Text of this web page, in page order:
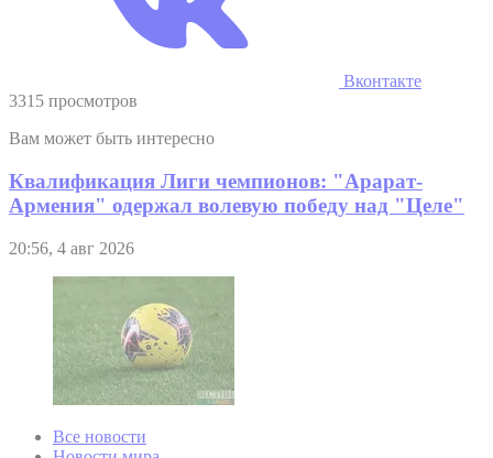
Вконтакте
3315 просмотров
Вам может быть интересно
Квалификация Лиги чемпионов: "Арарат-
Армения" одержал волевую победу над "Целе"
20:56, 4 авг 2026
Все новости